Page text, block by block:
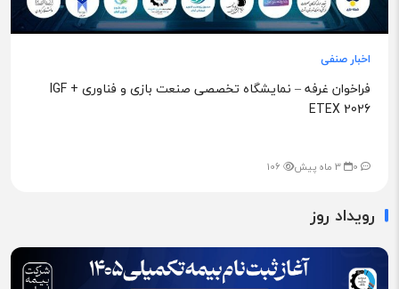
اخبار صنفی
فراخوان غرفه – نمایشگاه تخصصی صنعت بازی و فناوری IGF +
ETEX 2026
0 3 ماه پیش 106
رویداد روز